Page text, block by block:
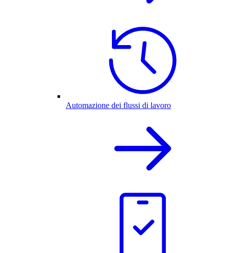
Automazione dei flussi di lavoro